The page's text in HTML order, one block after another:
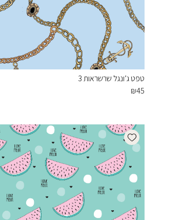
טפט ג’ונגל שרשראות 3
₪45
Add wishlist